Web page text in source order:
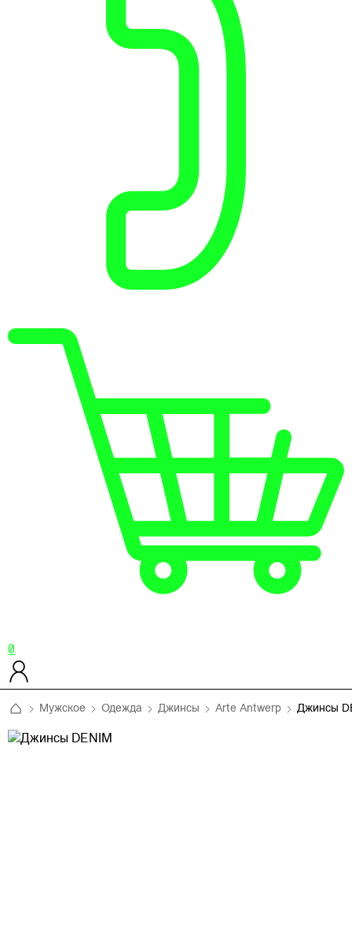
0
Мужское Одежда Джинсы Arte Antwerp Джинсы